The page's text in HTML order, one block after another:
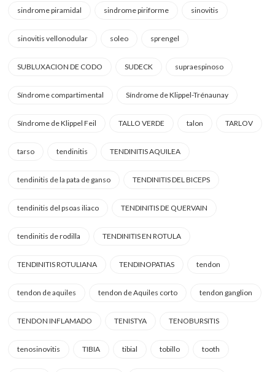
sindrome piramidal sindrome piriforme sinovitis
sinovitis vellonodular soleo sprengel
SUBLUXACION DE CODO SUDECK supraespinoso
Síndrome compartimental Síndrome de Klippel-Trénaunay
Síndrome de Klippel Feil TALLO VERDE talon TARLOV
tarso tendinitis TENDINITIS AQUILEA
tendinitis de la pata de ganso TENDINITIS DEL BICEPS
tendinitis del psoas iliaco TENDINITIS DE QUERVAIN
tendinitis de rodilla TENDINITIS EN ROTULA
TENDINITIS ROTULIANA TENDINOPATIAS tendon
tendon de aquiles tendon de Aquiles corto tendon ganglion
TENDON INFLAMADO TENISTYA TENOBURSITIS
tenosinovitis TIBIA tibial tobillo tooth